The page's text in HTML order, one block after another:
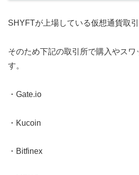
SHYFTが上場している仮想通貨取引
そのため下記の取引所で購入やスワ
す。
・Gate.io
・Kucoin
・Bitfinex